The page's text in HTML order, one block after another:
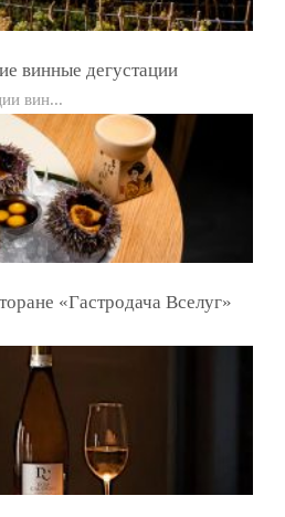
винные дегустации
вин...
«Гастродача Вселуг»